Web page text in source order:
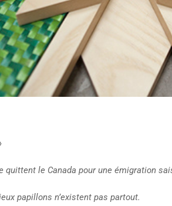
quittent le Canada pour une émigration
papillons n’existent pas partout.